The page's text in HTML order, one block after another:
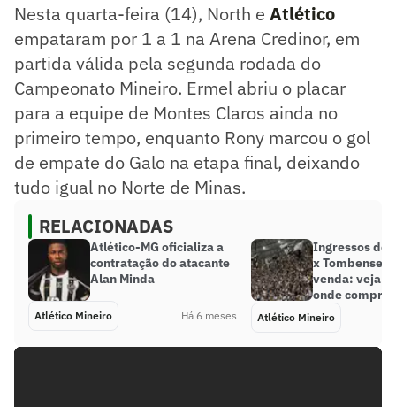
de Montes Claros ainda no primeiro tempo, enquanto Rony
marcou o gol de empate do Galo na etapa final, deixando
tudo igual no Norte de Minas.
Resumo supervisionado pelo jornalista!
Nesta quarta-feira (14), North e Atlético
empataram por 1 a 1 na Arena Credinor, em
partida válida pela segunda rodada do
Campeonato Mineiro. Ermel abriu o placar
para a equipe de Montes Claros ainda no
primeiro tempo, enquanto Rony marcou o gol
de empate do Galo na etapa final, deixando
tudo igual no Norte de Minas.
RELACIONADAS
Atlético-MG oficializa a
contratação do atacante
Alan Minda
Atlético Mineiro Há 6 meses
Ingressos de
x Tombense
venda: veja
onde comprar
Atlético Mineiro